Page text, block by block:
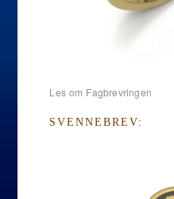
Les om Fagbrevringen
SVENNEBREV: